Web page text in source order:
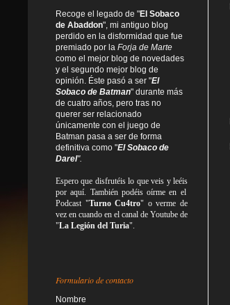
Recoge el legado de "El Sobaco
de Abaddon", mi antiguo blog
perdido en la disformidad que fue
premiado por la Forja de Marte
como el mejor blog de novedades
y el segundo mejor blog de
opinión. Éste pasó a ser "El
Sobaco de Batman" durante más
de cuatro años, pero tras no
querer ser relacionado
únicamente con el juego de
Batman pasa a ser de forma
definitiva como "El Sobaco de
Darel".
Espero que disfrutéis lo queveis yleéis
por aquí. También podéis oírme en el
Podcast "Turno Cu4tro" o verme de
vez en cuando en el canal de Youtube de
"La Legión del Turia".
Formulario de contacto
Nombre